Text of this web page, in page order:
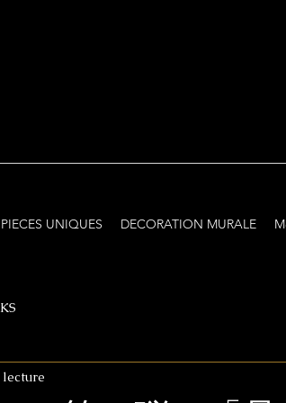
PIECES UNIQUES DECORATION MURALE
lecture